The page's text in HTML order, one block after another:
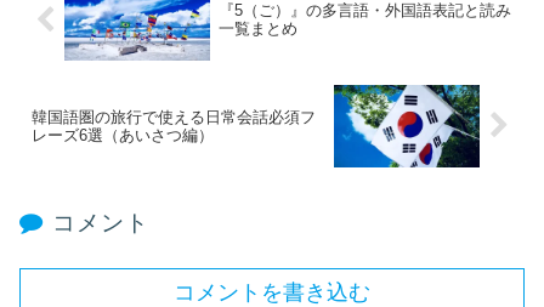
『5（ご）』の多言語・外国語表記と読み
一覧まとめ
韓国語圏の旅行で使える日常会話必須フ
レーズ6選（あいさつ編）
コメント
コメントを書き込む